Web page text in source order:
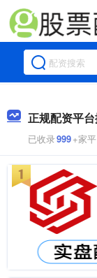
正规配资平
已收录999+家